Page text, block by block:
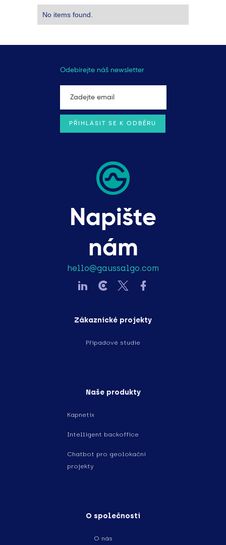
No items found.
Odebírejte náš newsletter
Napište
nám
hello@gaussalgo.com
Zákaznické projekty
Případové studie
Naše produkty
Kapnetix
Intelligent backoffice
Chatbot pro geolokační
projekty
O společnosti
O nás